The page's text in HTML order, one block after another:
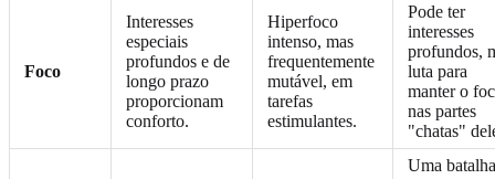
Foco
Interesses
especiais
profundos e de
longo prazo
proporcionam
conforto.
Hiperfoco
intenso, mas
frequentemente
mutável, em
tarefas
estimulantes.
Pode ter
interesses
profundos,
luta para
manter o
nas partes
"chatas"
Uma batalha